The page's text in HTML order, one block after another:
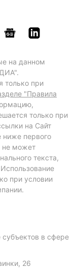
на данном
только при
"Правила
только при
на Сайт
ниже первого
не может
текста,
при условии
в сфере
26